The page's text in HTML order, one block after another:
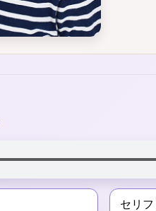
セリフ